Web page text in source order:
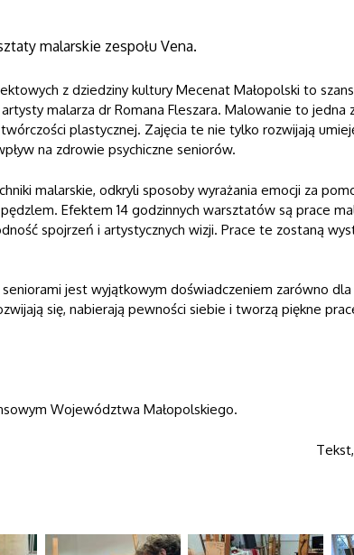
malarskie zespołu Vena.
z dziedziny kultury Mecenat Małopolski to
malarza dr Romana Fleszara. Malowanie to jedna
plastycznej. Zajęcia te nie tylko rozwijają
na zdrowie psychiczne seniorów.
malarskie, odkryli sposoby wyrażania emocji za
Efektem 14 godzinnych warsztatów są prace
spojrzeń i artystycznych wizji. Prace te zostaną
jest wyjątkowym doświadczeniem zarówno
się, nabierają pewności siebie i tworzą piękne
Województwa Małopolskiego.